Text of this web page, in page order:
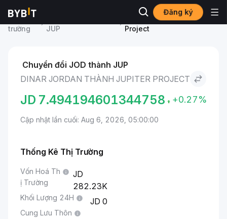
Đăng ký
Thị
trường
JUP
Dinar Jordan to Jupiter
Project
Chuyển đổi JOD thành JUP
DINAR JORDAN THÀNH JUPITER PROJECT
JD 7.494194601344758 +0.27%
Cập nhật lần cuối: Aug 6, 2026, 05:00:00
Thống Kê Thị Trường
Vốn Hoá Th
ị Trường
282.23K
Khối Lượng 24H 0
Cung Lưu Thôn